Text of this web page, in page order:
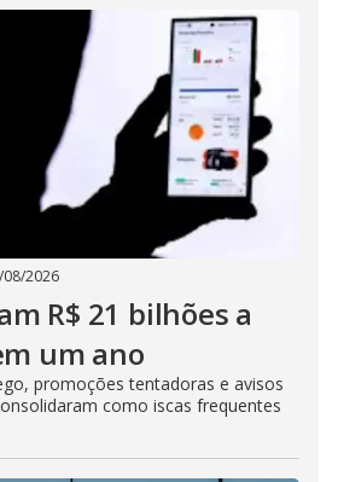
08/2026
R$ 21 bilhões a
um ano
promoções tentadoras e avisos
como iscas frequentes